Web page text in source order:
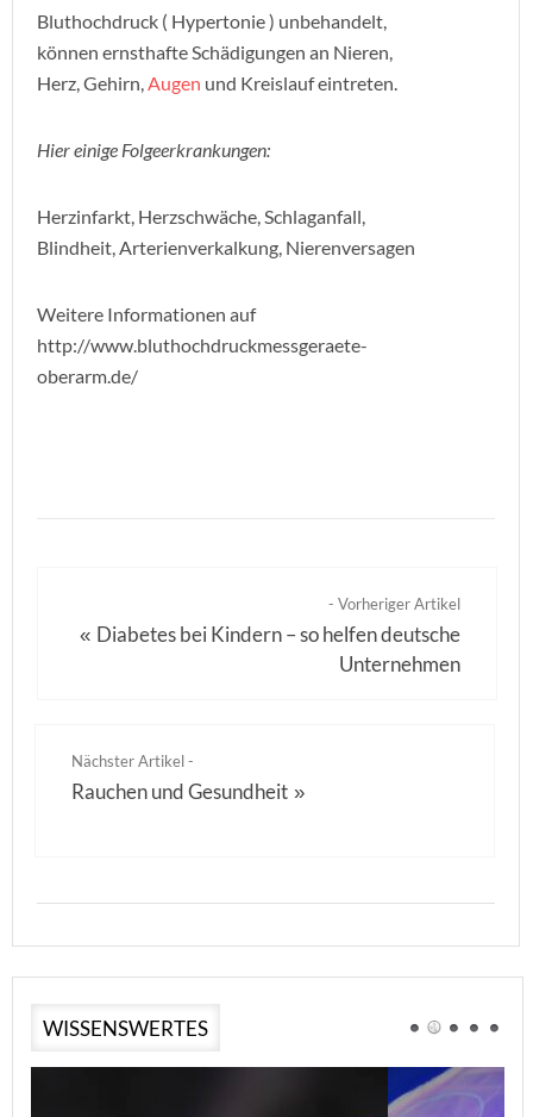
Bluthochdruck ( Hypertonie ) unbehandelt,
können ernsthafte Schädigungen an Nieren,
Herz, Gehirn,Augen und Kreislauf eintreten.
Hier einige Folgeerkrankungen:
Herzinfarkt, Herzschwäche, Schlaganfall,
Blindheit, Arterienverkalkung, Nierenversagen
Weitere Informationen auf
http://www.bluthochdruckmessgeraete-
oberarm.de/
- Vorheriger Artikel
« Diabetes bei Kindern – so helfen deutsche
Unternehmen
Nächster Artikel -
Rauchen und Gesundheit »
WISSENSWERTES